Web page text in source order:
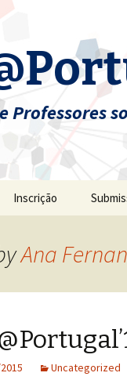
Professores
Inscrição
Ana
Uncategorized